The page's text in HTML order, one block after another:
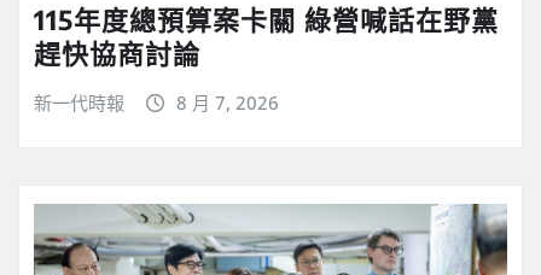
115年度總預算案卡關 綠營喊話在野黨
趕快協商討論
新一代時報 8 月 7, 2026